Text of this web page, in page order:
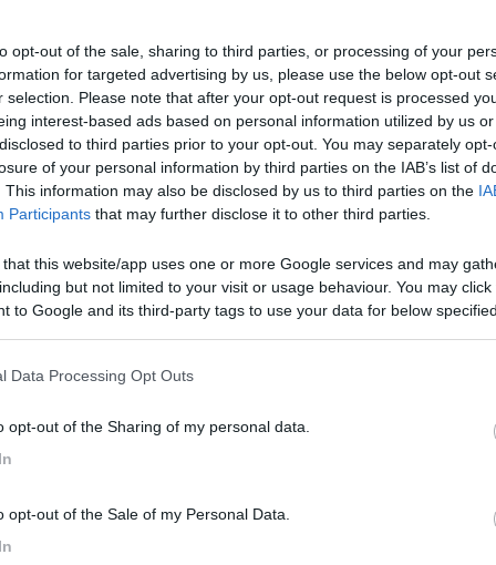
opt-out of the sale, sharing to third parties, or processing of your
for targeted advertising by us, please use the below opt-out
selection. Please note that after your opt-out request is processed
interest-based ads based on personal information utilized by us
to third parties prior to your opt-out. You may separately
of your personal information by third parties on the IAB’s list of
This information may also be disclosed by us to third parties on the
Participants that may further disclose it to other third parties.
this website/app uses one or more Google services and may
but not limited to your visit or usage behaviour. You may
to Google and its third-party tags to use your data for below
Data Processing Opt Outs
opt-out of the Sharing of my personal data.
opt-out of the Sale of my Personal Data.
dal centro, in periferia, parcheggio camper situ...
- 26.4km
91 b
Posizione
città è a 1 km, il supermercato a 100 metri, ...
Posizione